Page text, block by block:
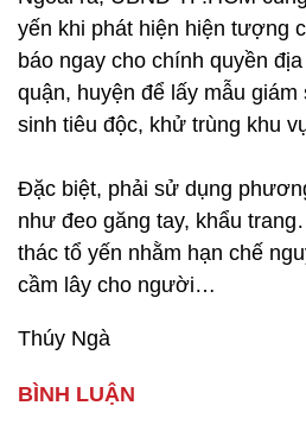
yến khi phát hiện hiện tượng
báo ngay cho chính quyền
quận, huyện để lấy mẫu
sinh tiêu độc, khử trùng khu
Đặc biệt, phải sử dụng
như đeo găng tay, khẩu
thác tổ yến nhằm hạn chế
cầm lây cho người…
Thúy Ngà